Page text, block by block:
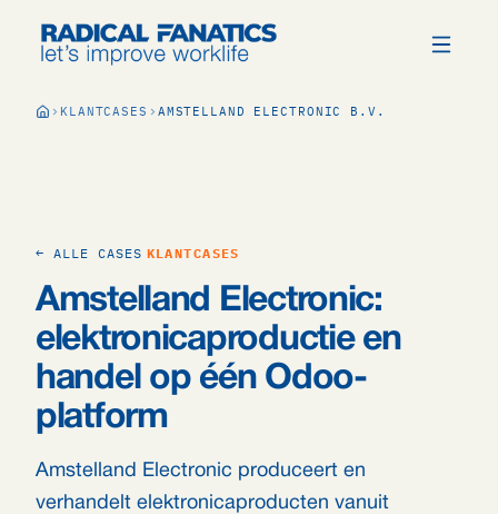
KLANTCASES AMSTELLAND ELECTRONIC B.V.
← ALLE CASES KLANTCASES
Amstelland Electronic:
elektronicaproductie en
handel op één Odoo-
platform
Amstelland Electronic produceert en
verhandelt elektronicaproducten vanuit